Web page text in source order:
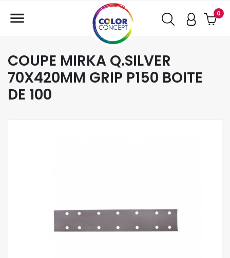
0

COUPE MIRKA Q.SILVER
70X420MM GRIP P150 BOITE
DE 100